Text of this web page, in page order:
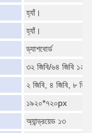
হ্যাঁ।
হ্যাঁ।
ড্যাশবোর্ড
৩২ জিবি/৬৪ জিবি ১২৮
২ জিবি, ৪ জিবি, ৮ জিবি
১৯২০*৭২০px
অ্যান্ড্রয়েড ১৩